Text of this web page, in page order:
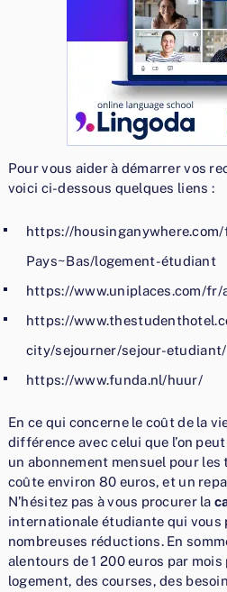
Pour vous aider à démarrer vos
voici ci-dessous quelques liens :
https://
Pays~Bas/logement-étudiant
https://www.uniplaces.com/fr/
https://
city/sejourner/sejour-etudiant/
https://www.funda.nl/huur/
En ce qui concerne le coût de la
différence avec celui que l’on
un abonnement mensuel pour
coûte environ 80 euros, et un
N’hésitez pas à vous procurer la
internationale étudiante qui vous
nombreuses réductions. En
alentours de 1 200 euros par
logement, des courses, des